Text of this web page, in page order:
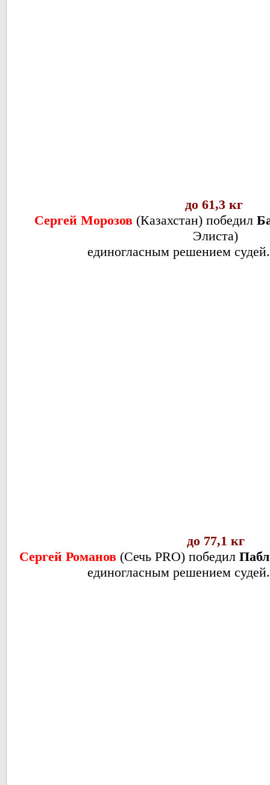
до 61,3 кг
Сергей Морозов (Казахстан) победил
Элиста)
единогласным решением
до 77,1 кг
Сергей Романов (Сечь PRO) победил
единогласным решением